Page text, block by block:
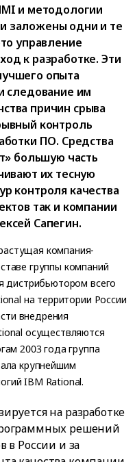
и методологии
заложены одни и те
управление
к разработке. Эти
опыта
следование им
причин срыва
контроль
ПО. Средства
большую часть
их тесную
контроля качества
так и компании
Сапегин.
компания-
группы компаний
дистрибьютором всего
на территории России
внедрения
осуществляются
2003 года группа
крупнейшим
IBM Rational.
на разработке
решений
в России и за